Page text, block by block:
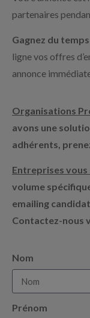
partenaires
Gagnez du temps
ligne vos offres
annonce
Organisations
avons une
adhérents,
Entreprises
volume
emailing
Contactez-nous
Nom
Prénom